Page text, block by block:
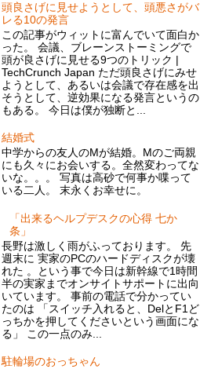
頭良さげに見せようとして、頭悪さがバ
レる10の発言
この記事がウィットに富んでいて面白か
った。 会議、ブレーンストーミングで
頭が良さげに見せる9つのトリック |
TechCrunch Japan ただ頭良さげにみせ
ようとして、あるいは会議で存在感を出
そうとして、逆効果になる発言というの
もある。 今日は僕が独断と...
結婚式
中学からの友人のMが結婚。Mのご両親
にも久々にお会いする。全然変わってな
いな。。。 写真は高砂で何事か喋って
いる二人。 末永くお幸せに。
「出来るヘルプデスクの心得 七か
条」
長野は激しく雨がふっております。 先
週末に 実家のPCのハードディスクが壊
れた 。という事で今日は新幹線で1時間
半の実家までオンサイトサポートに出向
いています。 事前の電話で分かってい
たのは 「スイッチ入れると、DelとF1ど
っちかを押してくださいという画面にな
る」 この一点のみ...
駐輪場のおっちゃん